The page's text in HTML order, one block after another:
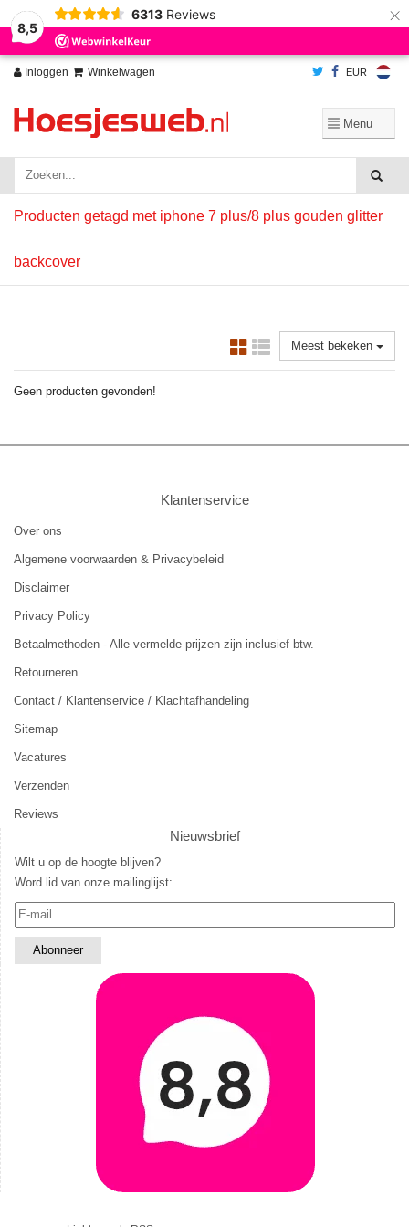
8,5
6313 Reviews ×
Inloggen Winkelwagen EUR
Producten getagd met iphone 7 plus/8 plus gouden glitter
backcover
Meest bekeken
Geen producten gevonden!
Klantenservice
Over ons
Algemene voorwaarden & Privacybeleid
Disclaimer
Privacy Policy
Betaalmethoden - Alle vermelde prijzen zijn inclusief btw.
Retourneren
Contact / Klantenservice / Klachtafhandeling
Sitemap
Vacatures
Verzenden
Reviews
Nieuwsbrief
Wilt u op de hoogte blijven?
Word lid van onze mailinglijst:
Wij slaan cookies op om onze website te verbeteren. Is dat akkoord?
Ja
Nee